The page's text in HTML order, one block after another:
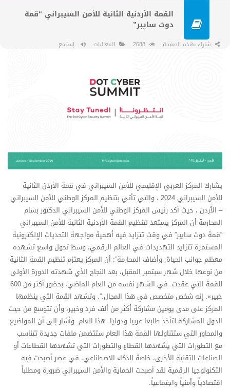
القمة الأردنية الثانية للأمن السيبراني “قمة
دوت سايبر”
شارك بهذه الصفحة 2688 الفعاليات إستمع
يشارك المركز العربي الإقليمي للأمن السيبراني في قمة الأردن الثانية
للأمن السيبراني 2024 ، والتي تأتي بتنظيم المركز الوطني للأمن السيبراني
– الأردن ، حيث أكد رئيس المركز الوطني للأمن السيبراني الدكتور بسام
المحارمة أن المركز يستعد لتنظيم القمة الأردنية الثانية للأمن السيبراني
“قمة دوت سايبر” في وقت تتزايد فيه أهمية مواجهة التحديات الإلكترونية
المستمرة تتزايد التهديدات في العالم الرقمي، وسط تحول واسع تشهده
معظم جوانب الحياة. وأضاف المحارمة”: أن المركز يعتزم تنظيم القمة الثانية
من نوعها خلال شهر سبتمبر المقبل، بعد النجاح الذي شهدته الدورة الأولى
للقمة التي عقدت. في الشهر نفسه من العام الماضي، بحضور أكثر من 600
خبير». إنه شخص متخصص في هذا المجال.”. وتشهد القمة التي ينظمها
المركز على مدى يومين مشاركة أكثر من ألف فرد وخبير، وأن تتوسع من حيث
الدول المشاركة لتأخذ طابعا عربيا ودوليا. هذا العام. وأشار إلى أن المواضيع
والمحاور التي ستتناولها القمة هذا العام ستتضمن ملفات جديدة تتناسب
مع التطورات التي يشهدها القطاع والتطورات التي تشهدها القطاعات أو
الصناعات التقنية الأخرى، خاصة الذكاء الاصطناعي، في عصر أصبحت فيه
التكنولوجيا الرقمية لقد أصبحت الحماية والأمن السيبراني ضرورة ومطلباً
اقتصادياً وأمنياً واجتماعياً.